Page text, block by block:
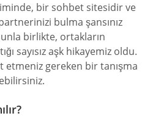
bir sohbet sitesidir ve
bulma şansınız
birlikte, ortakların
sayısız aşk hikayemiz oldu.
etmeniz gereken bir tanışma